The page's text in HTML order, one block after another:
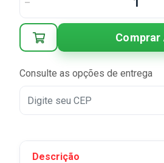
Comprar
Consulte as opções de entrega
Descrição